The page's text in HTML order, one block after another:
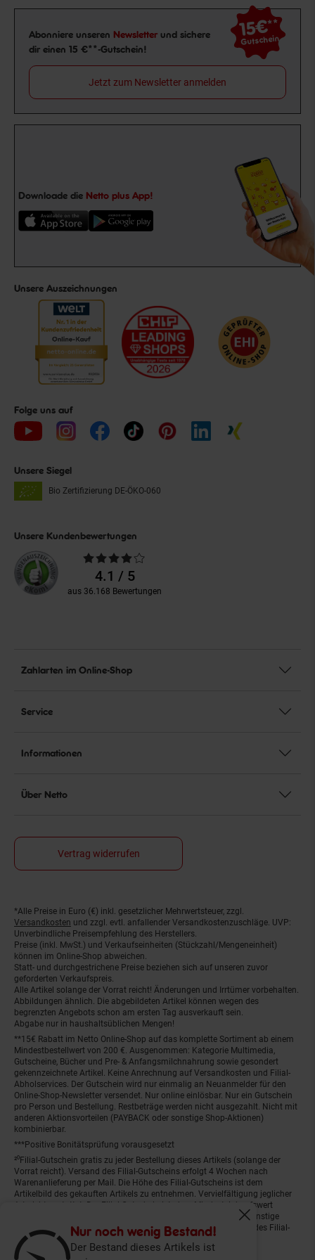
Nur noch wenig Bestand!
Der Bestand dieses Artikels ist
Fenster
Newsletter Anmeldung
Abonniere unseren Newsletter und sichere
dir einen 15 €**-Gutschein!
15€**
Gutschein
Jetzt zum Newsletter anmelden
Downloade die Netto plus App!
Unsere Auszeichnungen
Folge uns auf
Unsere Siegel
Bio Zertifizierung DE-ÖKO-060
Unsere Kundenbewertungen
Durchschnittliche
Bewertungen4.1 / 5
aus 36.168 Bewertungen
Zahlarten im Online-Shop
Service
Informationen
Über Netto
Vertrag widerrufen
Fußnoten
*Alle Preise in Euro (€) inkl. gesetzlicher Mehrwertsteuer, zzgl.
Versandkosten und zzgl. evtl. anfallender Versandkostenzuschläge. UVP:
Unverbindliche Preisempfehlung des Herstellers.
Preise (inkl. MwSt.) und Verkaufseinheiten (Stückzahl/Mengeneinheit)
können im Online-Shop abweichen.
Statt- und durchgestrichene Preise beziehen sich auf unseren zuvor
geforderten Verkaufspreis.
Alle Artikel solange der Vorrat reicht! Änderungen und Irrtümer vorbehalten.
Abbildungen ähnlich. Die abgebildeten Artikel können wegen des
begrenzten Angebots schon am ersten Tag ausverkauft sein.
Abgabe nur in haushaltsüblichen Mengen!
**15€ Rabatt im Netto Online-Shop auf das komplette Sortiment ab einem
Mindestbestellwert von 200 €. Ausgenommen: Kategorie Multimedia,
Gutscheine, Bücher und Pre- & Anfangsmilchnahrung sowie gesondert
gekennzeichnete Artikel. Keine Anrechnung auf Versandkosten und Filial-
Abholservices. Der Gutschein wird nur einmalig an Neuanmelder für den
Online-Shop-Newsletter versendet. Nur online einlösbar. Nur ein Gutschein
pro Person und Bestellung. Restbeträge werden nicht ausgezahlt. Nicht mit
anderen Aktionsvorteilen (PAYBACK oder sonstige Shop-Aktionen)
kombinierbar.
***Positive Bonitätsprüfung vorausgesetzt
²⁰Filial-Gutschein gratis zu jeder Bestellung dieses Artikels (solange der
Vorrat reicht). Versand des Filial-Gutscheins erfolgt 4 Wochen nach
Warenanlieferung per Mail. Die Höhe des Filial-Gutscheins ist dem
Artikelbild des gekauften Artikels zu entnehmen. Vervielfältigung jeglicher
Art nicht gestattet. Der Filial-Gutschein ist ohne Mindesteinkaufswert
einlösbar. Nicht mit anderen Aktionsvorteilen (PAYBACK oder sonstige
Shop-Aktionen) kombinierbar. Der jeweilige Gültigkeitszeitraum des Filial-
Gutscheins ist darauf vermerkt.